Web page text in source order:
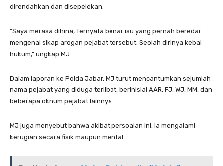
direndahkan dan disepelekan.
“Saya merasa dihina, Ternyata benar isu yang pernah beredar
mengenai sikap arogan pejabat tersebut. Seolah dirinya kebal
hukum,” ungkap MJ.
Dalam laporan ke Polda Jabar, MJ turut mencantumkan sejumlah
nama pejabat yang diduga terlibat, berinisial AAR, FJ, WJ, MM, dan
beberapa oknum pejabat lainnya.
MJ juga menyebut bahwa akibat persoalan ini, ia mengalami
kerugian secara fisik maupun mental.